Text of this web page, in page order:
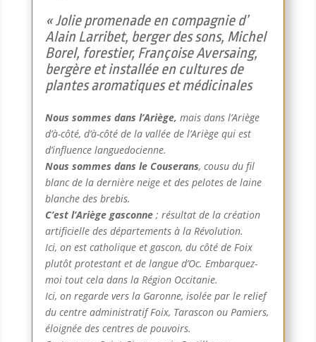
« Jolie promenade en compagnie d’
Alain Larribet, berger des sons, Michel
Borel, forestier, Françoise Aversaing,
bergère et installée en cultures de
plantes aromatiques et médicinales
Nous sommes dans l’Ariège, mais dans l’Ariège
d’à-côté, d’à-côté de la vallée de l’Ariège qui est
d’influence languedocienne.
Nous sommes dans le Couserans, cousu du fil
blanc de la dernière neige et des pelotes de laine
blanche des brebis.
C’est l’Ariège gasconne; résultat de la création
artificielle des départements à la Révolution.
Ici, on est catholique et gascon, du côté de Foix
plutôt protestant et de langue d’Oc. Embarquez-
moi tout cela dans la Région Occitanie.
Ici, on regarde vers la Garonne, isolée par le relief
du centre administratif Foix, Tarascon ou Pamiers,
éloignée des centres de pouvoirs.